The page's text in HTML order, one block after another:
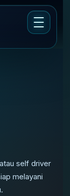
Motor
self driver
melayani